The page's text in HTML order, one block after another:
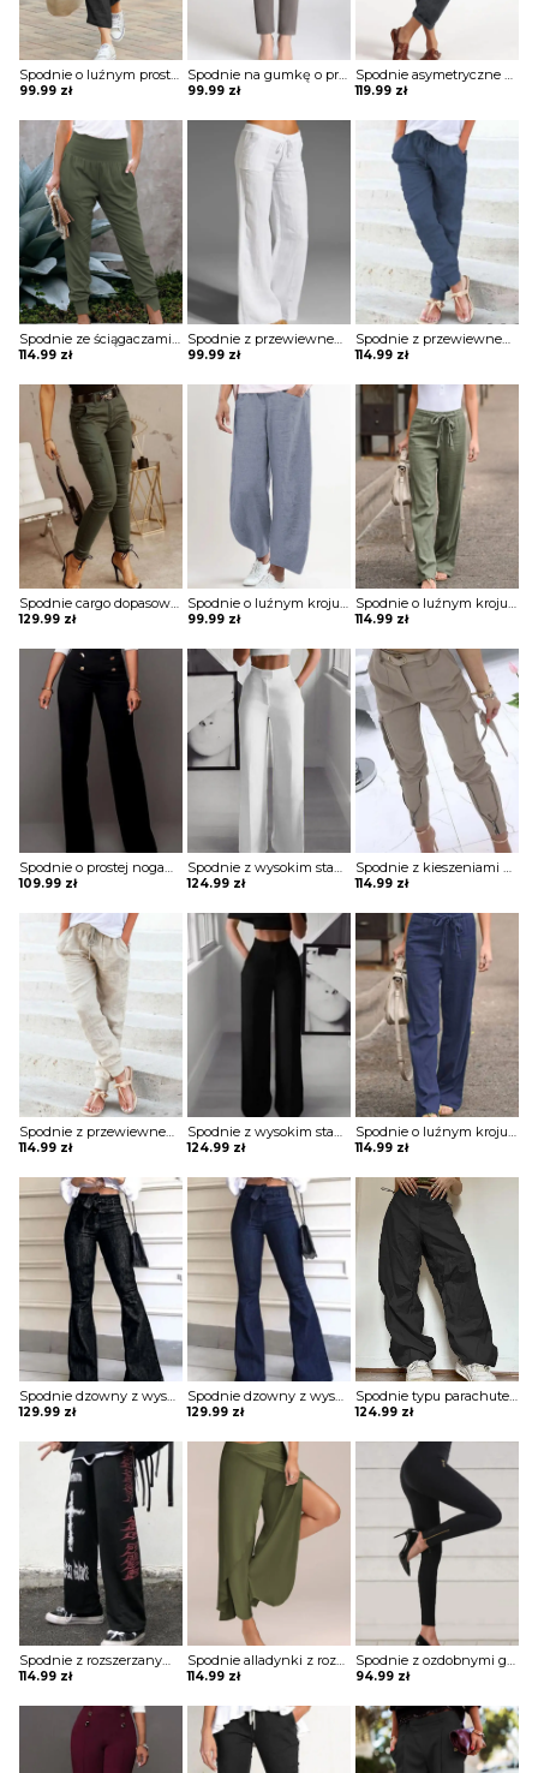
Spodnie o luźnym prostym kroju
99.99 zł
Spodnie na gumkę o prostym kroju
99.99 zł
Spodnie asymetryczne wiązane w pasie
119.99 zł
Spodnie ze ściągaczami z elastycznym pasem
114.99 zł
Spodnie z przewiewnego materiału
99.99 zł
Spodnie z przewiewnego materiału ze ściągaczami
114.99 zł
Spodnie cargo dopasowane
129.99 zł
Spodnie o luźnym kroju z szeroką nogawką
99.99 zł
Spodnie o luźnym kroju wiązane w pasie
114.99 zł
Spodnie o prostej nogawce z ozdobnymi guzikami
109.99 zł
Spodnie z wysokim stanem z rozszerzaną nogawką
124.99 zł
Spodnie z kieszeniami z zamkami i sprzączkami
114.99 zł
Spodnie z przewiewnego materiału ze ściągaczami
114.99 zł
Spodnie z wysokim stanem z rozszerzaną nogawką
124.99 zł
Spodnie o luźnym kroju wiązane w pasie
114.99 zł
Spodnie dzowny z wysokim stanem i wiązaniem w pasie
129.99 zł
Spodnie dzowny z wysokim stanem i wiązaniem w pasie
129.99 zł
Spodnie typu parachute z troczkami
124.99 zł
Spodnie z rozszerzanymi nogawkami z nadrukiem
114.99 zł
Spodnie alladynki z rozcięciami
114.99 zł
Spodnie z ozdobnymi guzikami w pasie
94.99 zł